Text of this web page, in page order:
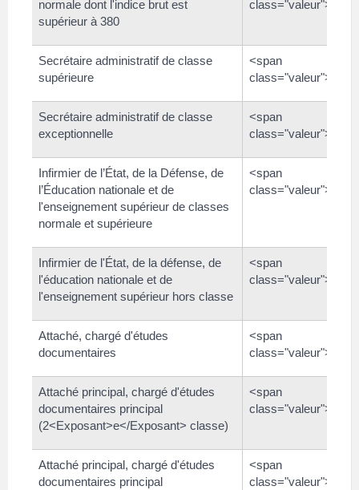
normale dont l'indice brut est
supérieur à 380
class="valeur">1
Secrétaire administratif de classe
supérieure
<span
class="valeur">1
Secrétaire administratif de classe
exceptionnelle
<span
class="valeur">1
Infirmier de l’État, de la Défense, de
l’Éducation nationale et de
l'enseignement supérieur de classes
normale et supérieure
<span
class="valeur">2
Infirmier de l'État, de la défense, de
l'éducation nationale et de
l'enseignement supérieur hors classe
<span
class="valeur">2
Attaché, chargé d'études
documentaires
<span
class="valeur">2
Attaché principal, chargé d'études
documentaires principal
(2<Exposant>e</Exposant> classe)
<span
class="valeur">2
Attaché principal, chargé d'études
documentaires principal
<span
class="valeur">3